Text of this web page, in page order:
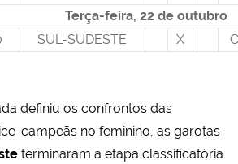
Terça-feira, 22 de outubro
SUL-SUDESTE X
definiu os confrontos das
campeãs no feminino, as garotas
terminaram a etapa classificatória